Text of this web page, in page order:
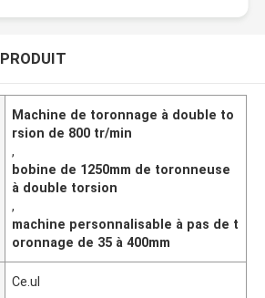
Machine de toronnage à double to
rsion de 800 tr/min
,
bobine de 1250mm de toronneuse
à double torsion
,
machine personnalisable à pas de t
oronnage de 35 à 400mm
Ce.ul